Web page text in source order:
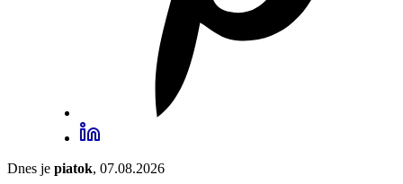
Dnes je piatok, 07.08.2026